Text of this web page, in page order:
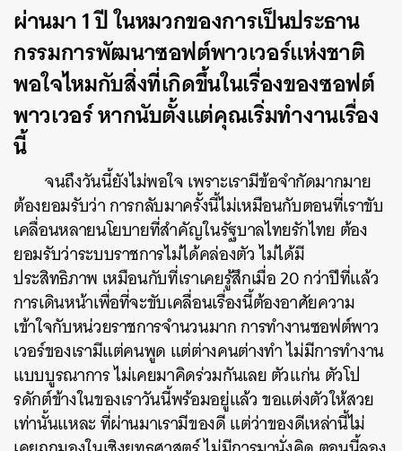
ผ่านมา 1 ปี ในหมวกของการเป็นประธาน
กรรมการพัฒนาซอฟต์พาวเวอร์แห่งชาติ
พอใจไหมกับสิ่งที่เกิดขึ้นในเรื่องของซอฟต์
พาวเวอร์ หากนับตั้งแต่คุณเริ่มทำงานเรื่อง
นี้
จนถึงวันนี้ยังไม่พอใจ เพราะเรามีข้อจำกัดมากมาย
ต้องยอมรับว่า การกลับมาครั้งนี้ไม่เหมือนกับตอนที่เราขับ
เคลื่อนหลายนโยบายที่สำคัญในรัฐบาลไทยรักไทย ต้อง
ยอมรับว่าระบบราชการไม่ได้คล่องตัว ไม่ได้มี
ประสิทธิภาพ เหมือนกับที่เราเคยรู้สึกเมื่อ 20 กว่าปีที่แล้ว
การเดินหน้าเพื่อที่จะขับเคลื่อนเรื่องนี้ต้องอาศัยความ
เข้าใจกับหน่วยราชการจำนวนมาก การทำงานซอฟต์พาว
เวอร์ของเรามีแต่คนพูด แต่ต่างคนต่างทำ ไม่มีการทำงาน
แบบบูรณาการ ไม่เคยมาคิดร่วมกันเลย ตัวแก่น ตัวโป
รดักต์ข้างในของเราวันนี้พร้อมอยู่แล้ว ขอแต่งตัวให้สวย
เท่านั้นแหละ ที่ผ่านมาเรามีของดี แต่ว่าของดีเหล่านี้ไม่